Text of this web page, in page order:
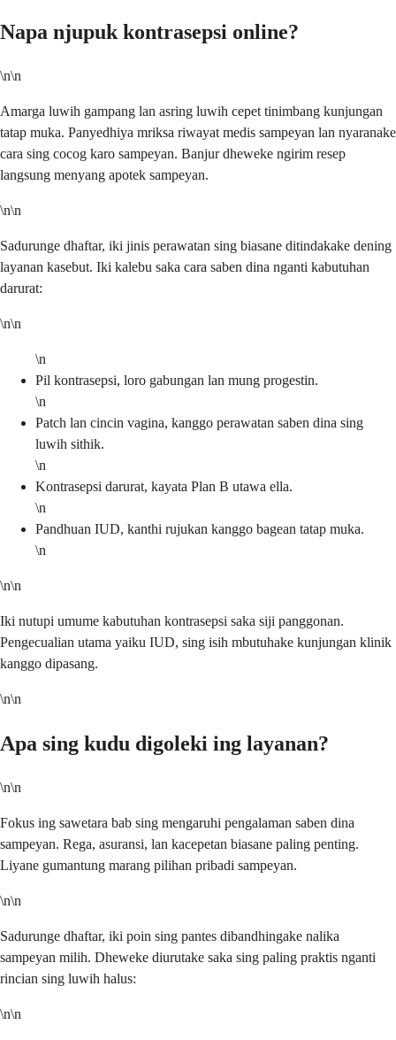
Napa njupuk kontrasepsi online?
\n\n
Amarga luwih gampang lan asring luwih cepet tinimbang kunjungan
tatap muka. Panyedhiya mriksa riwayat medis sampeyan lan nyaranake
cara sing cocog karo sampeyan. Banjur dheweke ngirim resep
langsung menyang apotek sampeyan.
\n\n
Sadurunge dhaftar, iki jinis perawatan sing biasane ditindakake dening
layanan kasebut. Iki kalebu saka cara saben dina nganti kabutuhan
darurat:
\n\n
\n
Pil kontrasepsi, loro gabungan lan mung progestin.
\n
Patch lan cincin vagina, kanggo perawatan saben dina sing
luwih sithik.
\n
Kontrasepsi darurat, kayata Plan B utawa ella.
\n
Pandhuan IUD, kanthi rujukan kanggo bagean tatap muka.
\n
\n\n
Iki nutupi umume kabutuhan kontrasepsi saka siji panggonan.
Pengecualian utama yaiku IUD, sing isih mbutuhake kunjungan klinik
kanggo dipasang.
\n\n
Apa sing kudu digoleki ing layanan?
\n\n
Fokus ing sawetara bab sing mengaruhi pengalaman saben dina
sampeyan. Rega, asuransi, lan kacepetan biasane paling penting.
Liyane gumantung marang pilihan pribadi sampeyan.
\n\n
Sadurunge dhaftar, iki poin sing pantes dibandhingake nalika
sampeyan milih. Dheweke diurutake saka sing paling praktis nganti
rincian sing luwih halus:
\n\n